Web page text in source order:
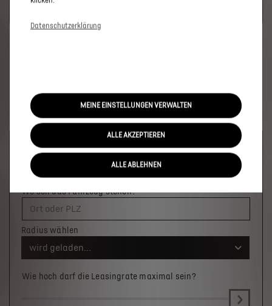
COOKIES.
Welches Fahrzeug möchten Sie?
×
Wo soll das Fahrzeug stehen?
Ort oder PLZ
Radius wählen
wird geladen...
Wie hoch darf die Leasingrate maximal sein?
Datenschutzerklärung
MEINE EINSTELLUNGEN VERWALTEN
ALLE AKZEPTIEREN
ALLE ABLEHNEN